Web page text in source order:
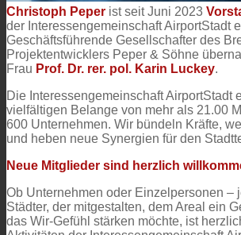
Christoph Peper ist seit Juni 2023
der Interessengemeinschaft AirportStadt
Geschäftsführende Gesellschafter des
Projektentwicklers Peper & Söhne
Frau Prof. Dr. rer. pol. Karin Luckey.
Die Interessengemeinschaft AirportStadt
vielfältigen Belange von mehr als 21.00
600 Unternehmen. Wir bündeln Kräfte,
und heben neue Synergien für den
Neue Mitglieder sind herzlich
Ob Unternehmen oder Einzelpersonen –
Städter, der mitgestalten, dem Areal ein
das Wir-Gefühl stärken möchte, ist